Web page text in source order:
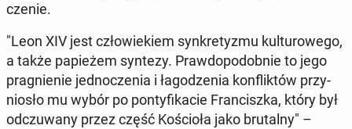
cze­nie.
"Leon XIV jest czło­wie­kiem syn­kre­ty­zmu kul­tu­ro­we­go,
a także pa­pie­żem syntezy. Praw­do­po­dob­nie to jego
pra­gnie­nie jed­no­cze­nia i ła­go­dze­nia kon­flik­tów przy­
nio­sło mu wybór po pon­ty­fi­ka­cie Fran­cisz­ka, który był
od­czu­wa­ny przez część Ko­ścio­ła jako bru­tal­ny" –